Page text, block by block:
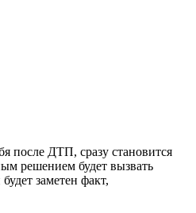
после ДТП, сразу становится
решением будет вызвать
заметен факт,